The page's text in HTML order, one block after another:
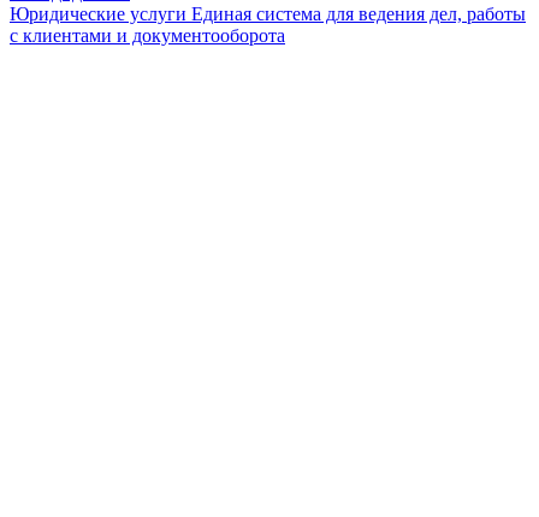
Юридические услуги Единая система для ведения дел, работы
с клиентами и документооборота